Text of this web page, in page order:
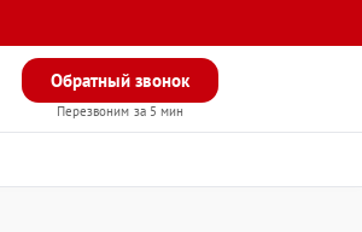
Обратный звонок
Перезвоним за 5 мин